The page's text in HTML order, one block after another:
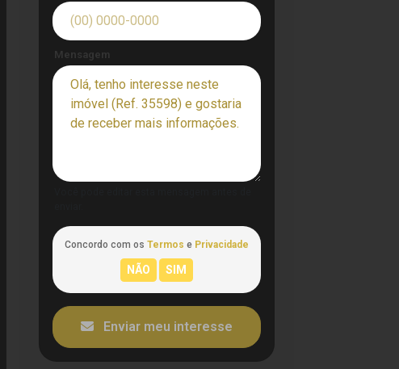
Mensagem
Concordo com os Termos e Privacidade
Enviar meu interesse